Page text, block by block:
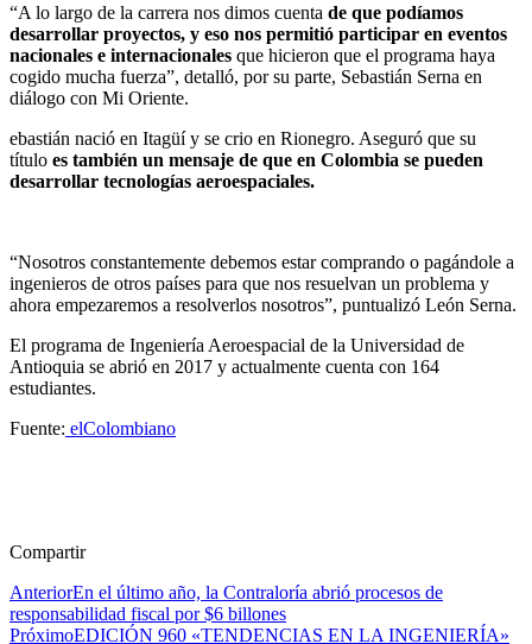
“A lo largo de la carrera nos dimos cuenta de que podíamos
desarrollar proyectos, y eso nos permitió participar en eventos
nacionales e internacionales que hicieron que el programa haya
cogido mucha fuerza”, detalló, por su parte, Sebastián Serna en
diálogo con Mi Oriente.
ebastián nació en Itagüí y se crio en Rionegro. Aseguró que su
título es también un mensaje de que en Colombia se pueden
desarrollar tecnologías aeroespaciales.
“Nosotros constantemente debemos estar comprando o pagándole a
ingenieros de otros países para que nos resuelvan un problema y
ahora empezaremos a resolverlos nosotros”, puntualizó León Serna.
El programa de Ingeniería Aeroespacial de la Universidad de
Antioquia se abrió en 2017 y actualmente cuenta con 164
estudiantes.
Fuente: elColombiano
Compartir
AnteriorEn el último año, la Contraloría abrió procesos de
responsabilidad fiscal por $6 billones
PróximoEDICIÓN 960 «TENDENCIAS EN LA INGENIERÍA»